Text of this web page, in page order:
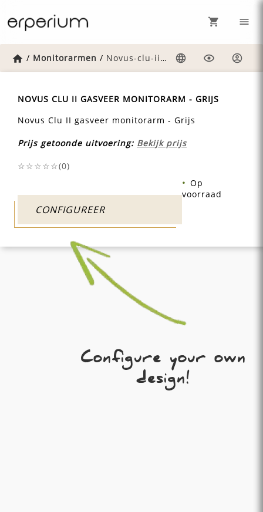
Home
/ Monitorarmen / Novus-clu-ii-gasveer-monitorarm-grijs
NOVUS CLU II GASVEER MONITORARM - GRIJS
Novus Clu II gasveer monitorarm - Grijs
Prijs getoonde uitvoering: Bekijk prijs
☆☆☆☆☆(0)
CONFIGUREER
Op
voorraad
Configure your own
design!